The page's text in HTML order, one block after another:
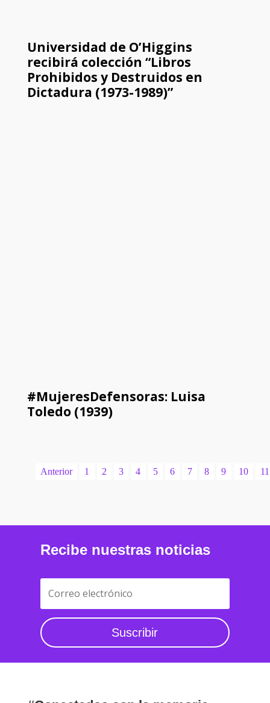
Universidad de O’Higgins
recibirá colección “Libros
Prohibidos y Destruidos en
Dictadura (1973-1989)”
#MujeresDefensoras: Luisa
Toledo (1939)
Anterior 1 2 3 4 5 6 7 8 9 10 11
Recibe nuestras noticias
Suscribir